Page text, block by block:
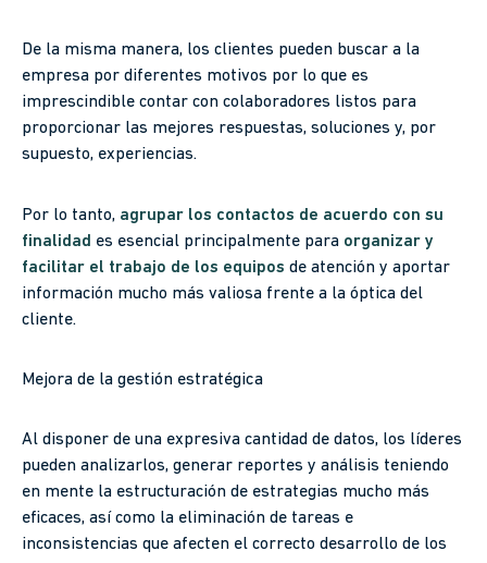
De la misma manera, los clientes pueden buscar a la
empresa por diferentes motivos por lo que es
imprescindible contar con colaboradores listos para
proporcionar las mejores respuestas, soluciones y, por
supuesto, experiencias.
Por lo tanto, agrupar los contactos de acuerdo con su
finalidad es esencial principalmente para organizar y
facilitar el trabajo de los equipos de atención y aportar
información mucho más valiosa frente a la óptica del
cliente.
Mejora de la gestión estratégica
Al disponer de una expresiva cantidad de datos, los líderes
pueden analizarlos, generar reportes y análisis teniendo
en mente la estructuración de estrategias mucho más
eficaces, así como la eliminación de tareas e
inconsistencias que afecten el correcto desarrollo de los